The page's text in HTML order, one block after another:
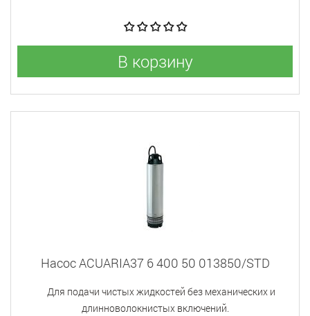
В корзину
Насос ACUARIA37 6 400 50 013850/STD
Для подачи чистых жидкостей без механических и
длинноволокнистых включений.